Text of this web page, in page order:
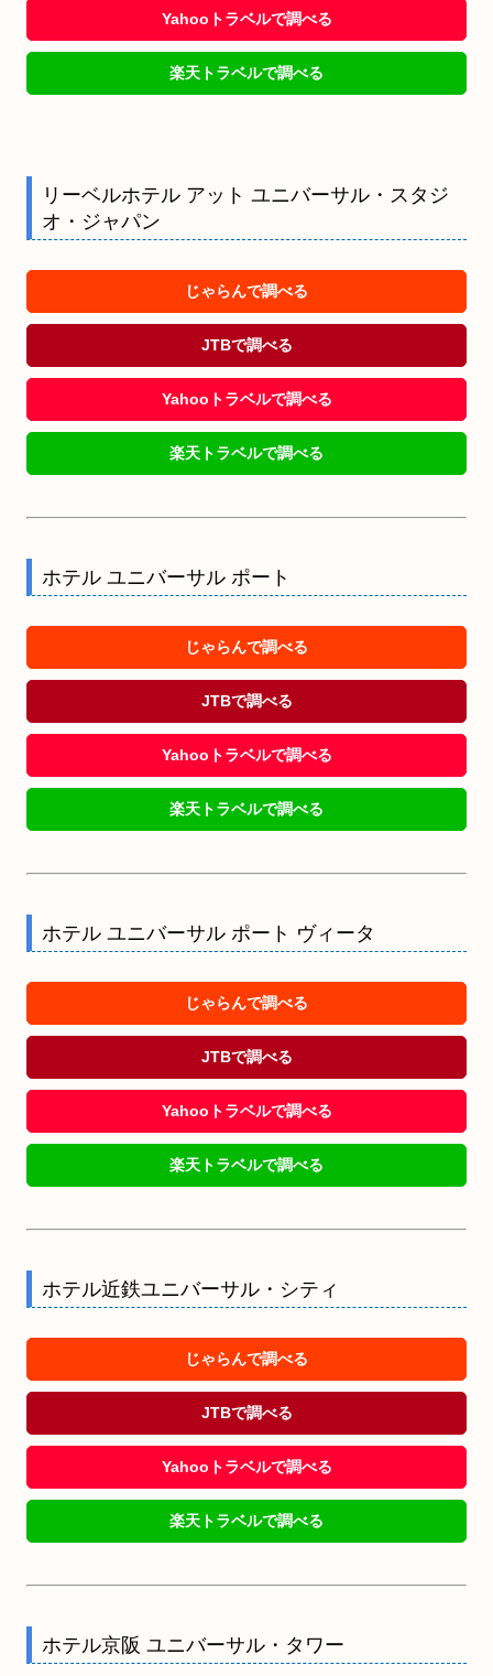
Yahooトラベルで調べる
楽天トラベルで調べる
リーベルホテル アット ユニバーサル・スタジ
オ・ジャパン
じゃらんで調べる
JTBで調べる
Yahooトラベルで調べる
楽天トラベルで調べる
ホテル ユニバーサル ポート
じゃらんで調べる
JTBで調べる
Yahooトラベルで調べる
楽天トラベルで調べる
ホテル ユニバーサル ポート ヴィータ
じゃらんで調べる
JTBで調べる
Yahooトラベルで調べる
楽天トラベルで調べる
ホテル近鉄ユニバーサル・シティ
じゃらんで調べる
JTBで調べる
Yahooトラベルで調べる
楽天トラベルで調べる
ホテル京阪 ユニバーサル・タワー